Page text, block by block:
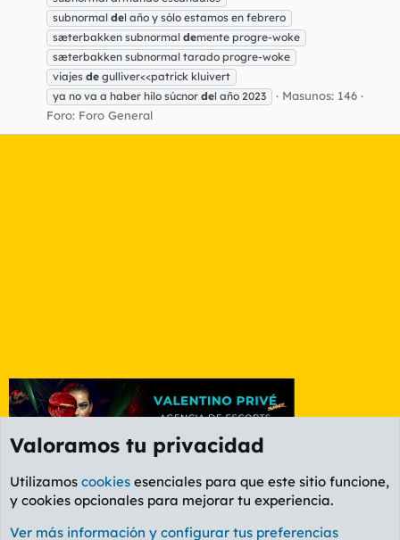
subnormal del año y sólo estamos en febrero
sæterbakken subnormal demente progre-woke
sæterbakken subnormal tarado progre-woke
viajes de gulliver<<patrick kluivert
ya no va a haber hilo súcnor del año 2023
Masunos: 146
Foro: Foro General
Etiquetas
Valoramos tu privacidad
Utilizamos cookies esenciales para que este sitio funcione,
y cookies opcionales para mejorar tu experiencia.
Ver más información y configurar tus preferencias